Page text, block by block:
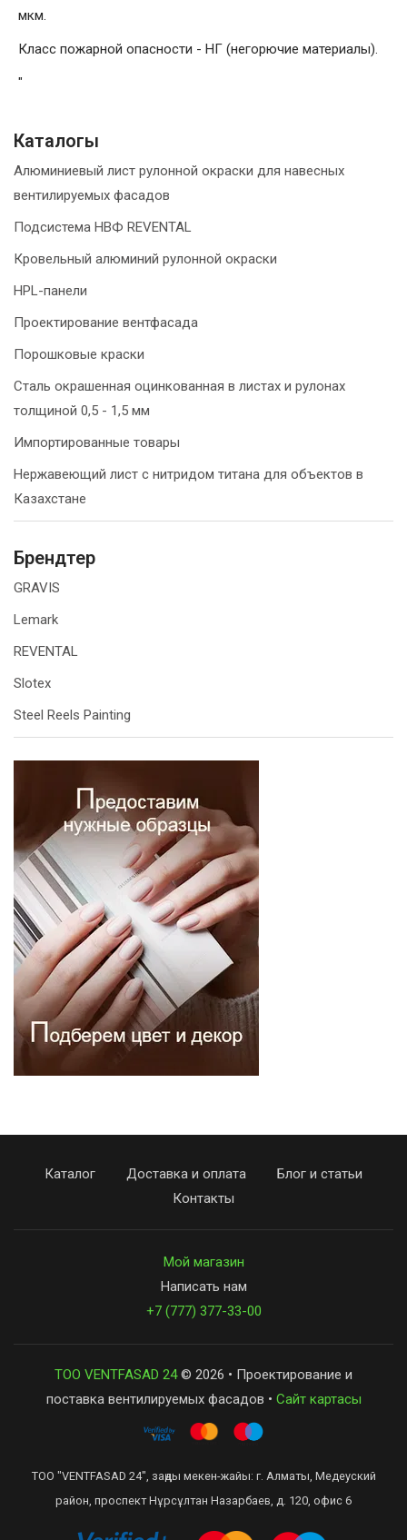
мкм.
Класс пожарной опасности - НГ (негорючие материалы).
"
Каталогы
Алюминиевый лист рулонной окраски для навесных
вентилируемых фасадов
Подсистема НВФ REVENTAL
Кровельный алюминий рулонной окраски
HPL-панели
Проектирование вентфасада
Порошковые краски
Сталь окрашенная оцинкованная в листах и рулонах
толщиной 0,5 - 1,5 мм
Импортированные товары
Нержавеющий лист с нитридом титана для объектов в
Казахстане
Брендтер
GRAVIS
Lemark
REVENTAL
Slotex
Steel Reels Painting
Каталог Доставка и оплата
Блог и статьи
Контакты
Мой магазин
Написать нам
+7 (777) 377-33-00
ТОО VENTFASAD 24© 2026 • Проектирование и
поставка вентилируемых фасадов • Сайт картасы
ТОО "VENTFASAD 24", заңды мекен-жайы: г. Алматы, Медеуский
район, проспект Нұрсұлтан Назарбаев, д. 120, офис 6